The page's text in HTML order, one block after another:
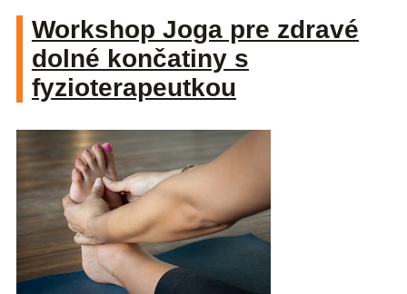
Workshop Joga pre zdravé
dolné končatiny s
fyzioterapeutkou